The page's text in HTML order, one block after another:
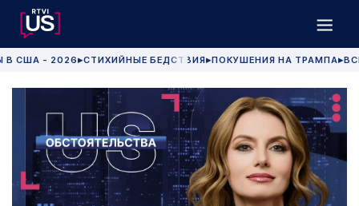
В США - 2026 ▶СТИХИЙНЫЕ БЕДСТВИЯ▶ПОКУШЕНИЯ НА ТРАМПА▶